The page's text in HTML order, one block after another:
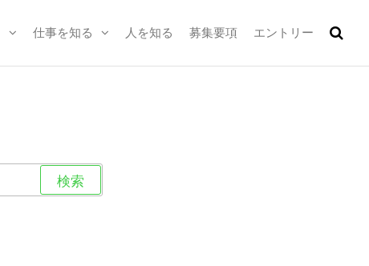
仕事を知る 人を知る 募集要項 エントリー